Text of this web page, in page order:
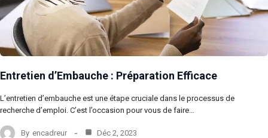
Entretien d’Embauche : Préparation Efficace
L’entretien d’embauche est une étape cruciale dans le processus de
recherche d’emploi. C’est l’occasion pour vous de faire…
By encadreur Déc 2, 2023